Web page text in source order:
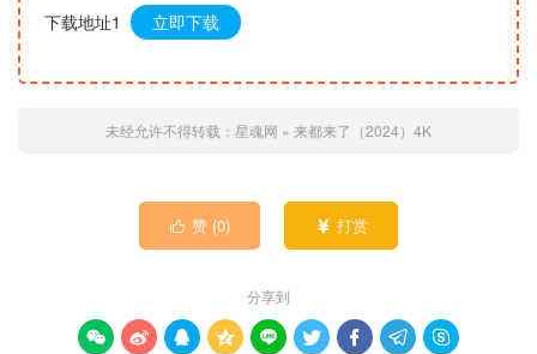
下载地址1 立即下载
未经允许不得转载： 星魂网 » 来都来了（2024）4K
 赞 (0)  打赏
分享到
        